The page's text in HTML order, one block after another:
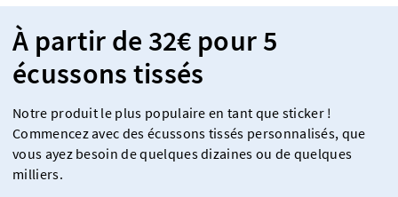
À partir de 32€ pour 5
écussons tissés
Notre produit le plus populaire en tant que sticker !
Commencez avec des écussons tissés personnalisés, que
vous ayez besoin de quelques dizaines ou de quelques
milliers.